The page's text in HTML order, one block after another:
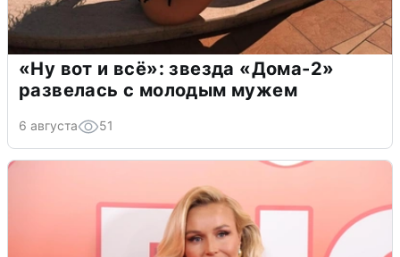
«Ну вот и всё»: звезда «Дома-2»
развелась с молодым мужем
6 августа 51